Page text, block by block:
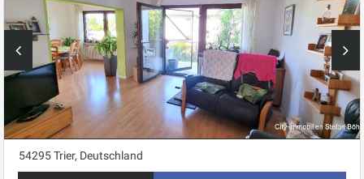
54295 Trier, Deutschland